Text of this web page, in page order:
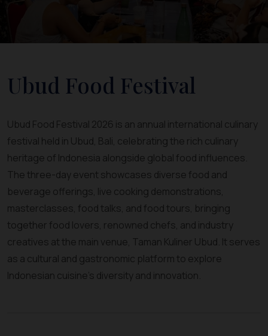
Ubud Food Festival
Ubud Food Festival 2026 is an annual international culinary
festival held in Ubud, Bali, celebrating the rich culinary
heritage of Indonesia alongside global food influences.
The three-day event showcases diverse food and
beverage offerings, live cooking demonstrations,
masterclasses, food talks, and food tours, bringing
together food lovers, renowned chefs, and industry
creatives at the main venue, Taman Kuliner Ubud. It serves
as a cultural and gastronomic platform to explore
Indonesian cuisine’s diversity and innovation.